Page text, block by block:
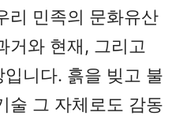
리 민족의 문화유산
거와 현재, 그리고
니다. 흙을 빚고 불
술 그 자체로도 감동